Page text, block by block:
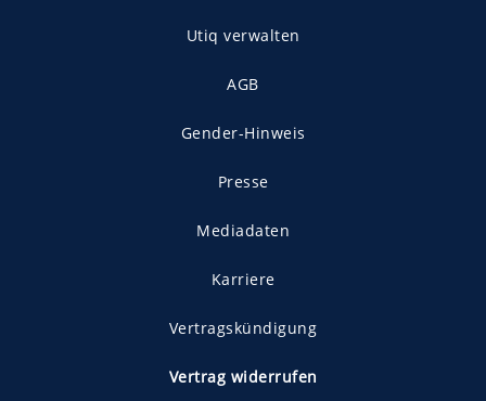
Utiq verwalten
AGB
Gender-Hinweis
Presse
Mediadaten
Karriere
Vertragskündigung
Vertrag widerrufen